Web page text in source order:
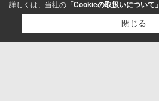
詳しくは、当社の 「Cookieの取扱いについて」
閉じる